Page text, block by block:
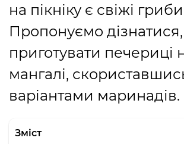
на пікніку є свіжі
Пропонуємо
приготувати печериці
мангалі,
варіантами маринадів.
Зміст